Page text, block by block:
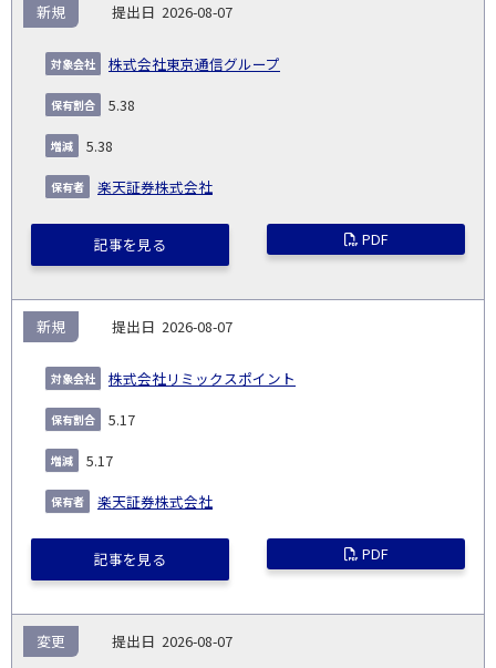
NO.
告
義
務
発
生
日
出
コー
象
業
2026-08-07
株式会社東京通信グループ
新規
5.38
5.38
楽天証券株式会社
記事を見る PDF
2026-08-07
株式会社リミックスポイント
新規
5.17
5.17
楽天証券株式会社
記事を見る PDF
2026-08-07
変更